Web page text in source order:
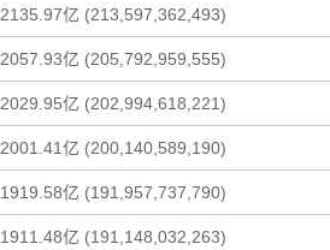
2135.97亿 (213,597,362,493)
2057.93亿 (205,792,959,555)
2029.95亿 (202,994,618,221)
2001.41亿 (200,140,589,190)
1919.58亿 (191,957,737,790)
1911.48亿 (191,148,032,263)